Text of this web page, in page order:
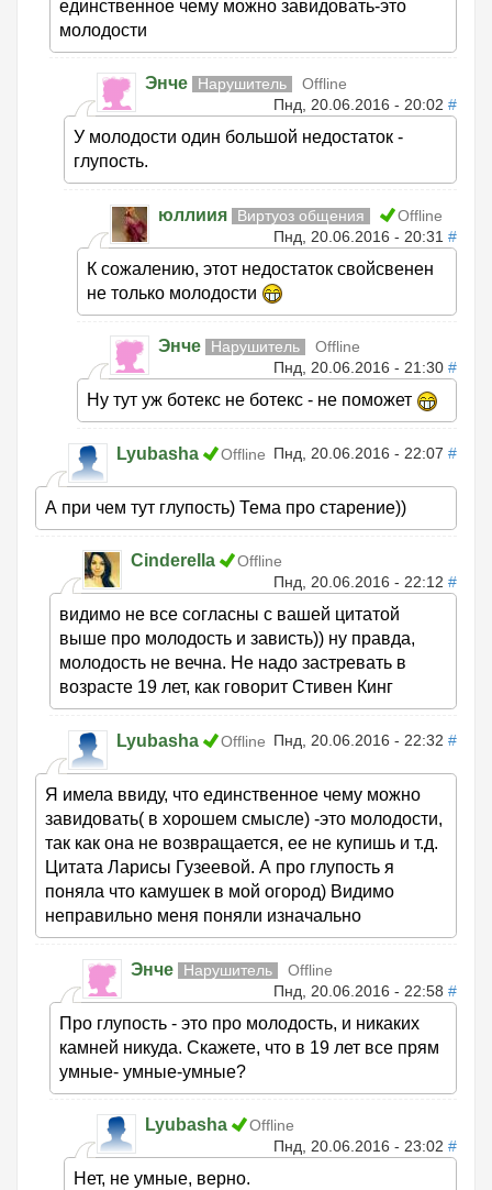
единственное чему можно завидовать-это
молодости
Энче Нарушитель
Offline
Пнд, 20.06.2016 - 20:02 #
У молодости один большой недостаток -
глупость.
юллиия Виртуоз общения
Offline
Пнд, 20.06.2016 - 20:31 #
К сожалению, этот недостаток свойсвенен
не только молодости
Энче Нарушитель
Offline
Пнд, 20.06.2016 - 21:30 #
Ну тут уж ботекс не ботекс - не поможет
Lyubasha Offline Пнд, 20.06.2016 - 22:07 #
А при чем тут глупость) Тема про старение))
Cinderella
Offline
Пнд, 20.06.2016 - 22:12 #
видимо не все согласны с вашей цитатой
выше про молодость и зависть)) ну правда,
молодость не вечна. Не надо застревать в
возрасте 19 лет, как говорит Стивен Кинг
Lyubasha Offline Пнд, 20.06.2016 - 22:32 #
Я имела ввиду, что единственное чему можно
завидовать( в хорошем смысле) -это молодости,
так как она не возвращается, ее не купишь и т.д.
Цитата Ларисы Гузеевой. А про глупость я
поняла что камушек в мой огород) Видимо
неправильно меня поняли изначально
Энче Нарушитель
Offline
Пнд, 20.06.2016 - 22:58 #
Про глупость - это про молодость, и никаких
камней никуда. Скажете, что в 19 лет все прям
умные- умные-умные?
Lyubasha
Offline
Пнд, 20.06.2016 - 23:02 #
Нет, не умные, верно.